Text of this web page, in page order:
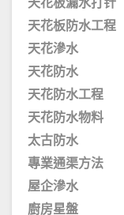
天花板漏水打针
天花板防水工程
天花滲水
天花防水
天花防水工程
天花防水物料
太古防水
專業通渠方法
屋企滲水
廚房星盤